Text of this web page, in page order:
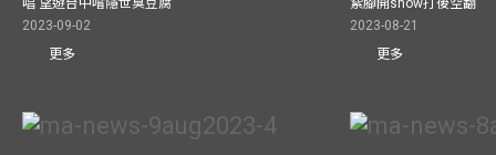
2023-09-02
更多
2023-08-21
更多